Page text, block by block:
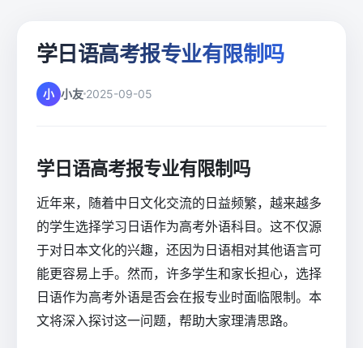
学日语高考报专业有限制吗
小 小友 2025-09-05
学日语高考报专业有限制吗
近年来，随着中日文化交流的日益频繁，越来越多
的学生选择学习日语作为高考外语科目。这不仅源
于对日本文化的兴趣，还因为日语相对其他语言可
能更容易上手。然而，许多学生和家长担心，选择
日语作为高考外语是否会在报专业时面临限制。本
文将深入探讨这一问题，帮助大家理清思路。